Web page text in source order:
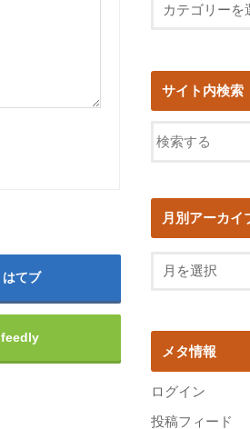
はてブ
feedly
サイト内検索
月別アーカイ
メタ情報
ログイン
投稿フィード